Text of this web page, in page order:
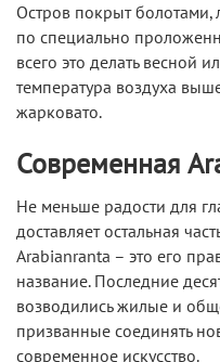
Остров покрыт болотами,
по специально
всего это делать весной
температура воздуха
жарковато.
Современная
Не меньше радости для
доставляет остальная
Arabianranta – это его
название. Последние
возводились жилые и
призванные соединять
современное искусство.